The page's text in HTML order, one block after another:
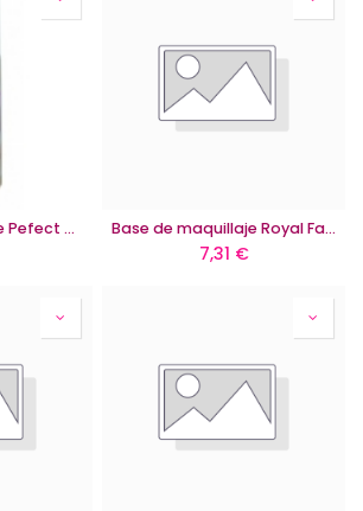
Base de maquillaje Pefect Skin mat Base de maquillaje Royal Face Modeller
7,31 €